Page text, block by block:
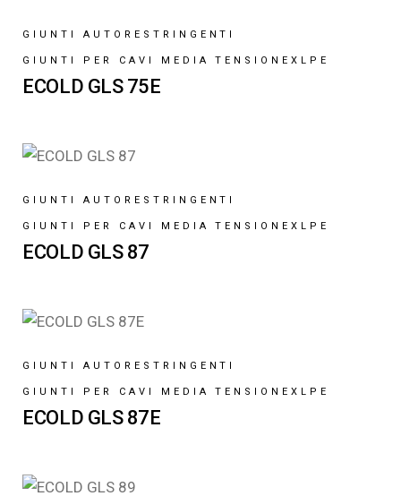
GIUNTI AUTORESTRINGENTI
GIUNTI PER CAVI MEDIA TENSIONEXLPE
ECOLD GLS 75E
GIUNTI AUTORESTRINGENTI
GIUNTI PER CAVI MEDIA TENSIONEXLPE
ECOLD GLS 87
GIUNTI AUTORESTRINGENTI
GIUNTI PER CAVI MEDIA TENSIONEXLPE
ECOLD GLS 87E